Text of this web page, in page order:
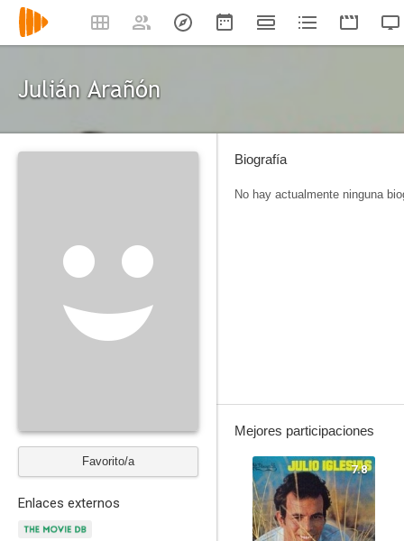
Julián Arañón
Favorito/a
Enlaces externos
Biografía
No hay actualmente ninguna
Mejores participaciones
7.8